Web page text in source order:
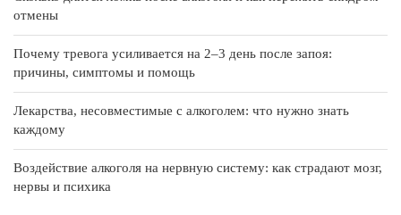
отмены
Почему тревога усиливается на 2–3 день после запоя:
причины, симптомы и помощь
Лекарства, несовместимые с алкоголем: что нужно знать
каждому
Воздействие алкоголя на нервную систему: как страдают мозг,
нервы и психика